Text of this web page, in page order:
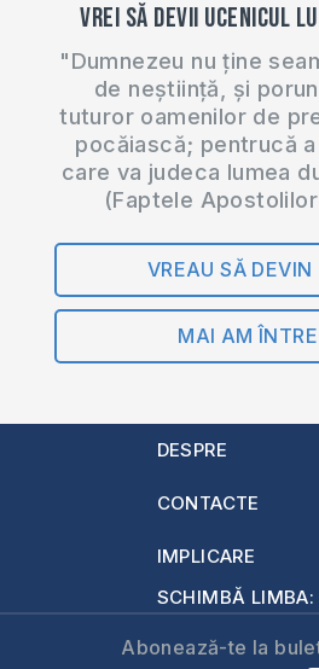
Vrei să devii ucenicul
"Dumnezeu nu ține
de neștiință, și
tuturor oamenilor de
pocăiască; pentrucă
care va judeca lumea
(Faptele
VREAU SĂ DEVIN
MAI AM
DESPRE
CONTACTE
IMPLICARE
SCHIMBĂ LIMBA:
Abonează-te la